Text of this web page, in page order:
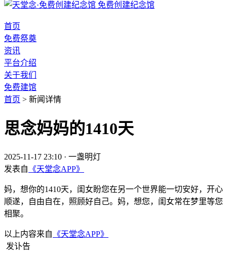
免费创建纪念馆
首页
免费祭奠
资讯
平台介绍
关于我们
免费建馆
首页 > 新闻详情
思念妈妈的1410天
2025-11-17 23:10 · 一盏明灯
发表自 《天堂念APP》
妈，想你的1410天，闺女盼您在另一个世界能一切安好，开心
顺遂，自由自在，照顾好自己。妈，想您，闺女常在梦里等您
相聚。
以上内容来自 《天堂念APP》
发讣告